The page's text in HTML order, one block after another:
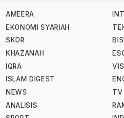
AMEERA
EKONOMI SYARIAH
SKOR
KHAZANAH
IQRA
ISLAM DIGEST
NEWS
ANALISIS
TV